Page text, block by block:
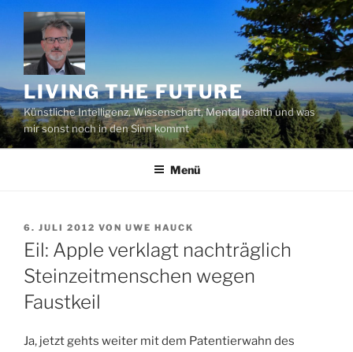
Zum
Inhalt
springen
LIVING THE FUTURE
Künstliche Intelligenz, Wissenschaft, Mental health und was
mir sonst noch in den Sinn kommt
Menü
VERÖFFENTLICHT
AM
6. JULI 2012 VON UWE HAUCK
Eil: Apple verklagt nachträglich
Steinzeitmenschen wegen
Faustkeil
Ja, jetzt gehts weiter mit dem Patentierwahn des